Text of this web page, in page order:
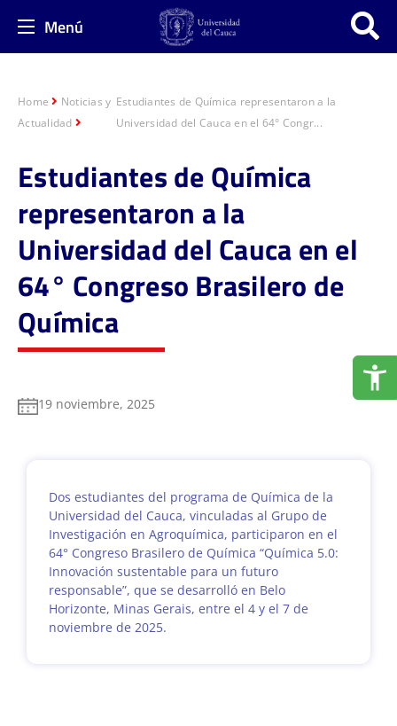
Menú
Home
Noticias y
Actualidad
Estudiantes de Química representaron a la
Universidad del Cauca en el 64° Congr...
Estudiantes de Química
representaron a la
Universidad del Cauca en el
64° Congreso Brasilero de
Química
19 noviembre, 2025
Dos estudiantes del programa de Química de la
Universidad del Cauca, vinculadas al Grupo de
Investigación en Agroquímica, participaron en el
64° Congreso Brasilero de Química “Química 5.0:
Innovación sustentable para un futuro
responsable”, que se desarrolló en Belo
Horizonte, Minas Gerais, entre el 4 y el 7 de
noviembre de 2025.